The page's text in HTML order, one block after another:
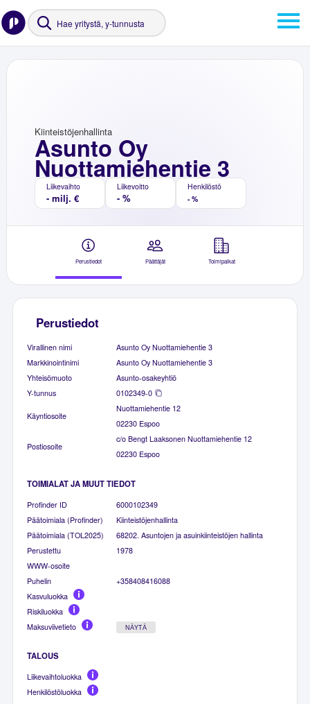
Asunto Oy
Nuottamiehentie 3
Kiinteistöjenhallinta
Liikevaihto
- milj. €
Liikevoitto
- %
Henkilöstö
- %
Perustiedot Päättäjät Toimipaikat
Perustiedot
Virallinen nimi
Asunto Oy Nuottamiehentie 3
Markkinointinimi
Asunto Oy Nuottamiehentie 3
Yhteisömuoto
Asunto-osakeyhtiö
Y-tunnus
0102349-0
Käyntiosoite
Nuottamiehentie 12
02230 Espoo
Postiosoite
c/o Bengt Laaksonen Nuottamiehentie 12
02230 Espoo
TOIMIALAT JA MUUT TIEDOT
Profinder ID
6000102349
Päätoimiala (Profinder)
Kiinteistöjenhallinta
Päätoimiala (TOL2025)
68202. Asuntojen ja asuinkiinteistöjen hallinta
Perustettu
1978
WWW-osoite
Puhelin
+358408416088
Kasvuluokka
Riskiluokka
Maksuviivetieto
NÄYTÄ
TALOUS
Liikevaihtoluokka
Henkilöstöluokka